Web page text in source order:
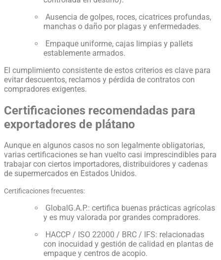
Ausencia de golpes, roces, cicatrices profundas,
manchas o daño por plagas y enfermedades.
Empaque uniforme, cajas limpias y pallets
establemente armados.
El cumplimiento consistente de estos criterios es clave para
evitar descuentos, reclamos y pérdida de contratos con
compradores exigentes.
Certificaciones recomendadas para
exportadores de plátano
Aunque en algunos casos no son legalmente obligatorias,
varias certificaciones se han vuelto casi imprescindibles para
trabajar con ciertos importadores, distribuidores y cadenas
de supermercados en Estados Unidos.
Certificaciones frecuentes:
GlobalG.A.P.: certifica buenas prácticas agrícolas
y es muy valorada por grandes compradores.
HACCP / ISO 22000 / BRC / IFS: relacionadas
con inocuidad y gestión de calidad en plantas de
empaque y centros de acopio.